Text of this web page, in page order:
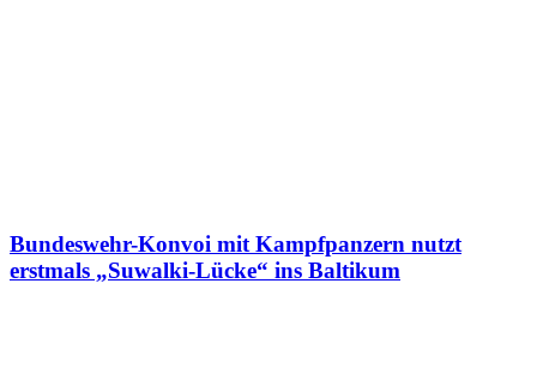
Bundeswehr-Konvoi mit Kampfpanzern nutzt
erstmals „Suwalki-Lücke“ ins Baltikum